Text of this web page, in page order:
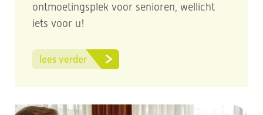
ontmoetingsplek voor senioren, wellicht
iets voor u!
lees verder